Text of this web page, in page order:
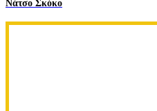
Νάτσο Σκόκο